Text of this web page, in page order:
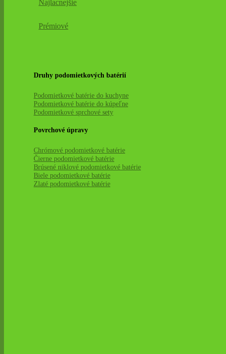
Najlacnejšie
Prémiové
Druhy podomietkových batérií
Podomietkové batérie do kuchyne
Podomietkové batérie do kúpeľne
Podomietkové sprchové sety
Povrchové úpravy
Chrómové podomietkové batérie
Čierne podomietkové batérie
Brúsené niklové podomietkové batérie
Biele podomietkové batérie
Zlaté podomietkové batérie